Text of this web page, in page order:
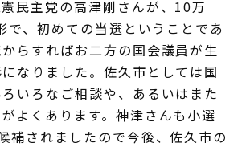
民主党の高津剛さんが、10万
で、初めての当選ということであ
らすればお二方の国会議員が生
なりました。佐久市としては国
いろなご相談や、あるいはまた
よくあります。神津さんも小選
補されましたので今後、佐久市の